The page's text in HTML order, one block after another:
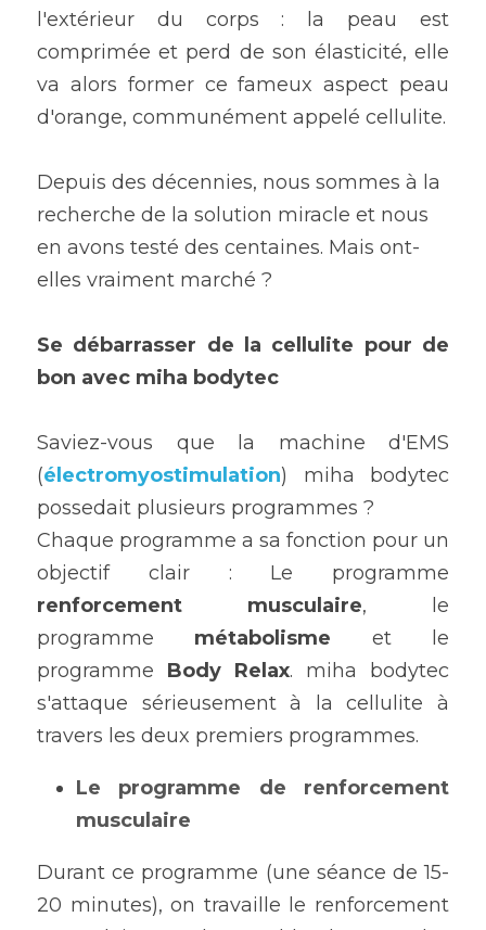
l'extérieur du corps : la peau est
comprimée et perd de son élasticité, elle
va alors former ce fameux aspect peau
d'orange, communément appelé cellulite.
Depuis des décennies, nous sommes à la
recherche de la solution miracle et nous
en avons testé des centaines. Mais ont-
elles vraiment marché ?
Se débarrasser de la cellulite pour de
bon avec miha bodytec
Saviez-vous que la machine d'EMS
(électromyostimulation) miha bodytec
possedait plusieurs programmes ?
Chaque programme a sa fonction pour un
renforcement musculaire, le
programme métabolisme et le
programme Body Relax. miha bodytec
s'attaque sérieusement à la cellulite à
travers les deux premiers programmes.
Le programme de renforcement
musculaire
Durant ce programme (une séance de 15-
20 minutes), on travaille le renforcement